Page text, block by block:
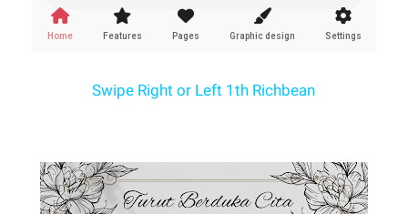
Swipe Right or Left 1th Richbean